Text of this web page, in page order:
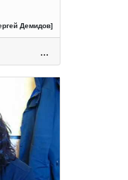
Демидов]
...